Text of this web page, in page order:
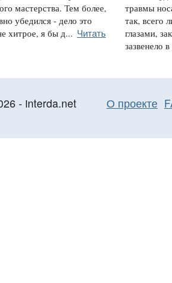
мастерства. Тем более,
убедился - дело это
хитрое, я бы д... Читать
травмы
так, всего
глазами,
зазвенело
- interda.net О проекте